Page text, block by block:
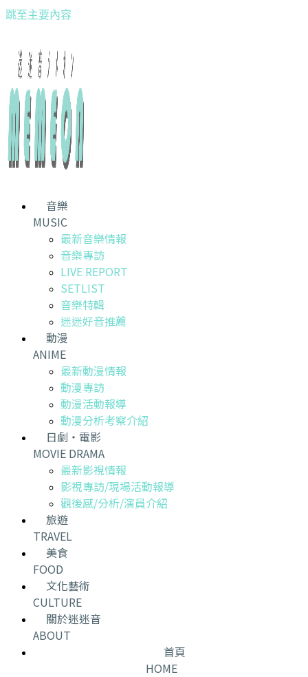
跳至主要內容
音樂
MUSIC
最新音樂情報
音樂專訪
LIVE REPORT
SETLIST
音樂特輯
迷迷好音推薦
動漫
ANIME
最新動漫情報
動漫專訪
動漫活動報導
動漫分析考察介紹
日劇・電影
MOVIE DRAMA
最新影視情報
影視專訪/現場活動報導
觀後感/分析/演員介紹
旅遊
TRAVEL
美食
FOOD
文化藝術
CULTURE
關於迷迷音
ABOUT
首頁
HOME